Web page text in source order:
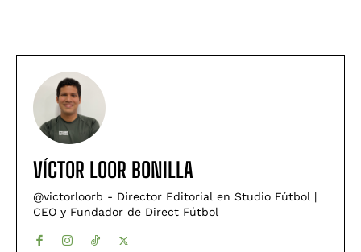
VÍCTOR LOOR BONILLA
@victorloorb - Director Editorial en Studio Fútbol |
CEO y Fundador de Direct Fútbol